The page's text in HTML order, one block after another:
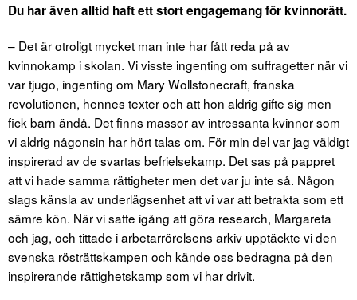
Du har även alltid haft ett stort engagemang för kvinnorätt.
– Det är otroligt mycket man inte har fått reda på av
kvinnokamp i skolan. Vi visste ingenting om suffragetter när vi
var tjugo, ingenting om Mary Wollstonecraft, franska
revolutionen, hennes texter och att hon aldrig gifte sig men
fick barn ändå. Det finns massor av intressanta kvinnor som
vi aldrig någonsin har hört talas om. För min del var jag väldigt
inspirerad av de svartas befrielsekamp. Det sas på pappret
att vi hade samma rättigheter men det var ju inte så. Någon
slags känsla av underlägsenhet att vi var att betrakta som ett
sämre kön. När vi satte igång att göra research, Margareta
och jag, och tittade i arbetarrörelsens arkiv upptäckte vi den
svenska rösträttskampen och kände oss bedragna på den
inspirerande rättighetskamp som vi har drivit.